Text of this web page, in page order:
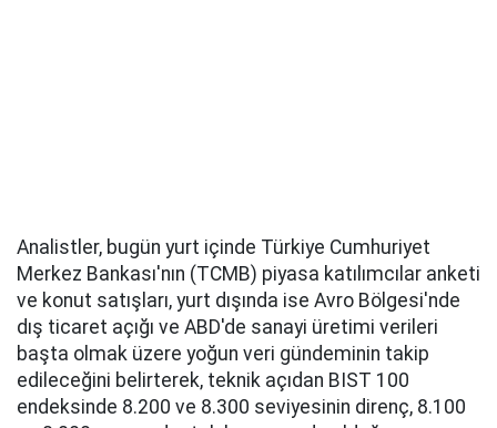
Analistler, bugün yurt içinde Türkiye Cumhuriyet
Merkez Bankası'nın (TCMB) piyasa katılımcılar anketi
ve konut satışları, yurt dışında ise Avro Bölgesi'nde
dış ticaret açığı ve ABD'de sanayi üretimi verileri
başta olmak üzere yoğun veri gündeminin takip
edileceğini belirterek, teknik açıdan BIST 100
endeksinde 8.200 ve 8.300 seviyesinin direnç, 8.100